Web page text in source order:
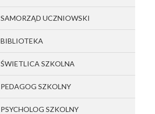
SAMORZĄD UCZNIOWSKI
BIBLIOTEKA
ŚWIETLICA SZKOLNA
PEDAGOG SZKOLNY
PSYCHOLOG SZKOLNY